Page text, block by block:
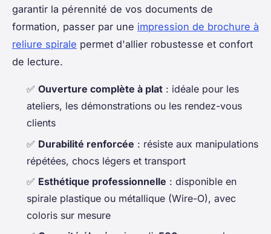
garantir la pérennité de vos documents de
formation, passer par une impression de brochure à
reliure spirale permet d'allier robustesse et confort
de lecture.
✅ Ouverture complète à plat : idéale pour les
ateliers, les démonstrations ou les rendez-vous
clients
✅ Durabilité renforcée : résiste aux manipulations
répétées, chocs légers et transport
✅ Esthétique professionnelle : disponible en
spirale plastique ou métallique (Wire-O), avec
coloris sur mesure